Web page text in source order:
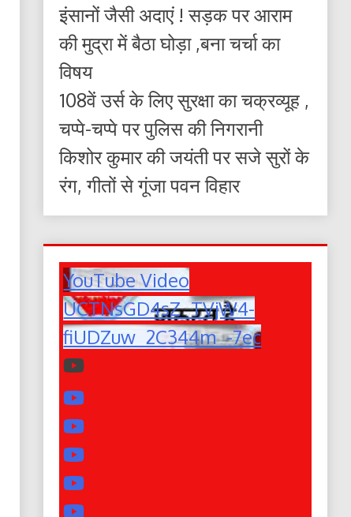
इंसानों जैसी अदाएं ! सड़क पर आराम
की मुद्रा में बैठा घोड़ा ,बना चर्चा का
विषय
108वें उर्स के लिए सुरक्षा का चक्रव्यूह ,
चप्पे-चप्पे पर पुलिस की निगरानी
किशोर कुमार की जयंती पर सजे सुरों के
रंग, गीतों से गूंजा पवन विहार
YouTube Video
UCTNsGD4sZ_TVjW4-
fiUDZuw_2C344m_-7ec